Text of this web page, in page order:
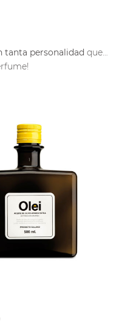
tanta personalidad que…